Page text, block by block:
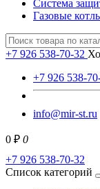
Система
Газовые
+7 926 538-70-32
+7 926 538-
info@mir-st.ru
0 ₽ 0
+7 926 538-70-32
Список категорий